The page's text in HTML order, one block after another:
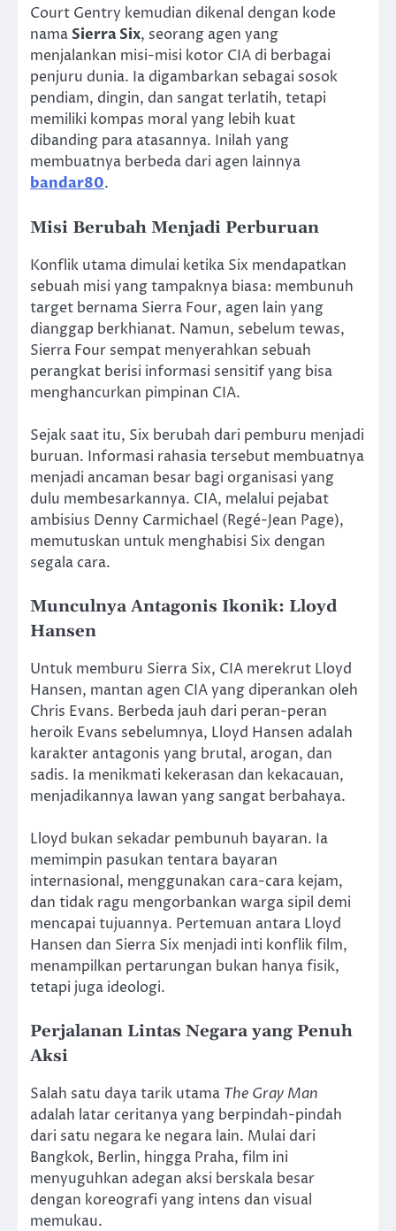
Court Gentry kemudian dikenal dengan kode
namaSierra Six, seorang agen yang
menjalankan misi-misi kotor CIA di berbagai
penjuru dunia. Ia digambarkan sebagai sosok
pendiam, dingin, dan sangat terlatih, tetapi
memiliki kompas moral yang lebih kuat
dibanding para atasannya. Inilah yang
membuatnya berbeda dari agen lainnya
bandar80.
Misi Berubah Menjadi Perburuan
Konflik utama dimulai ketika Six mendapatkan
sebuah misi yang tampaknya biasa: membunuh
target bernama Sierra Four, agen lain yang
dianggap berkhianat. Namun, sebelum tewas,
Sierra Four sempat menyerahkan sebuah
perangkat berisi informasi sensitif yang bisa
menghancurkan pimpinan CIA.
Sejak saat itu, Six berubah dari pemburu menjadi
buruan. Informasi rahasia tersebut membuatnya
menjadi ancaman besar bagi organisasi yang
dulu membesarkannya. CIA, melalui pejabat
ambisius Denny Carmichael (Regé-Jean Page),
memutuskan untuk menghabisi Six dengan
segala cara.
Munculnya Antagonis Ikonik: Lloyd
Hansen
Untuk memburu Sierra Six, CIA merekrut Lloyd
Hansen, mantan agen CIA yang diperankan oleh
Chris Evans. Berbeda jauh dari peran-peran
heroik Evans sebelumnya, Lloyd Hansen adalah
karakter antagonis yang brutal, arogan, dan
sadis. Ia menikmati kekerasan dan kekacauan,
menjadikannya lawan yang sangat berbahaya.
Lloyd bukan sekadar pembunuh bayaran. Ia
memimpin pasukan tentara bayaran
internasional, menggunakan cara-cara kejam,
dan tidak ragu mengorbankan warga sipil demi
mencapai tujuannya. Pertemuan antara Lloyd
Hansen dan Sierra Six menjadi inti konflik film,
menampilkan pertarungan bukan hanya fisik,
tetapi juga ideologi.
Perjalanan Lintas Negara yang Penuh
Aksi
Salah satu daya tarik utama The Gray Man
adalah latar ceritanya yang berpindah-pindah
dari satu negara ke negara lain. Mulai dari
Bangkok, Berlin, hingga Praha, film ini
menyuguhkan adegan aksi berskala besar
dengan koreografi yang intens dan visual
memukau.